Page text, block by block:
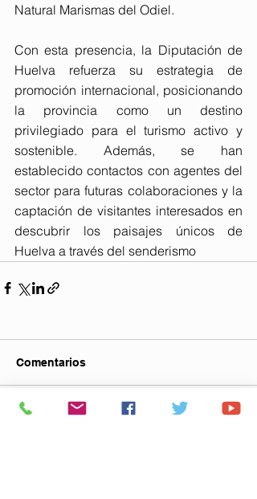
Natural Marismas del Odiel.
Con esta presencia, la Diputación de
Huelva refuerza su estrategia de
promoción internacional, posicionando
la provincia como un destino
privilegiado para el turismo activo y
sostenible. Además, se han
establecido contactos con agentes del
sector para futuras colaboraciones y la
captación de visitantes interesados en
descubrir los paisajes únicos de
Huelva a través del senderismo
Comentarios